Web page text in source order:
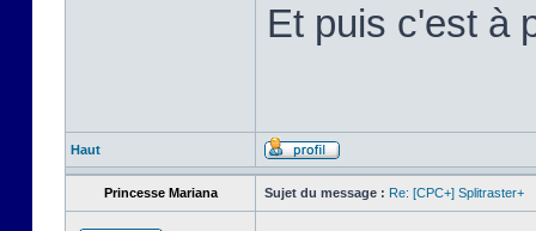
Et puis c'est à
Haut
Princesse Mariana Sujet du message : Re: [CPC+] Splitraster+